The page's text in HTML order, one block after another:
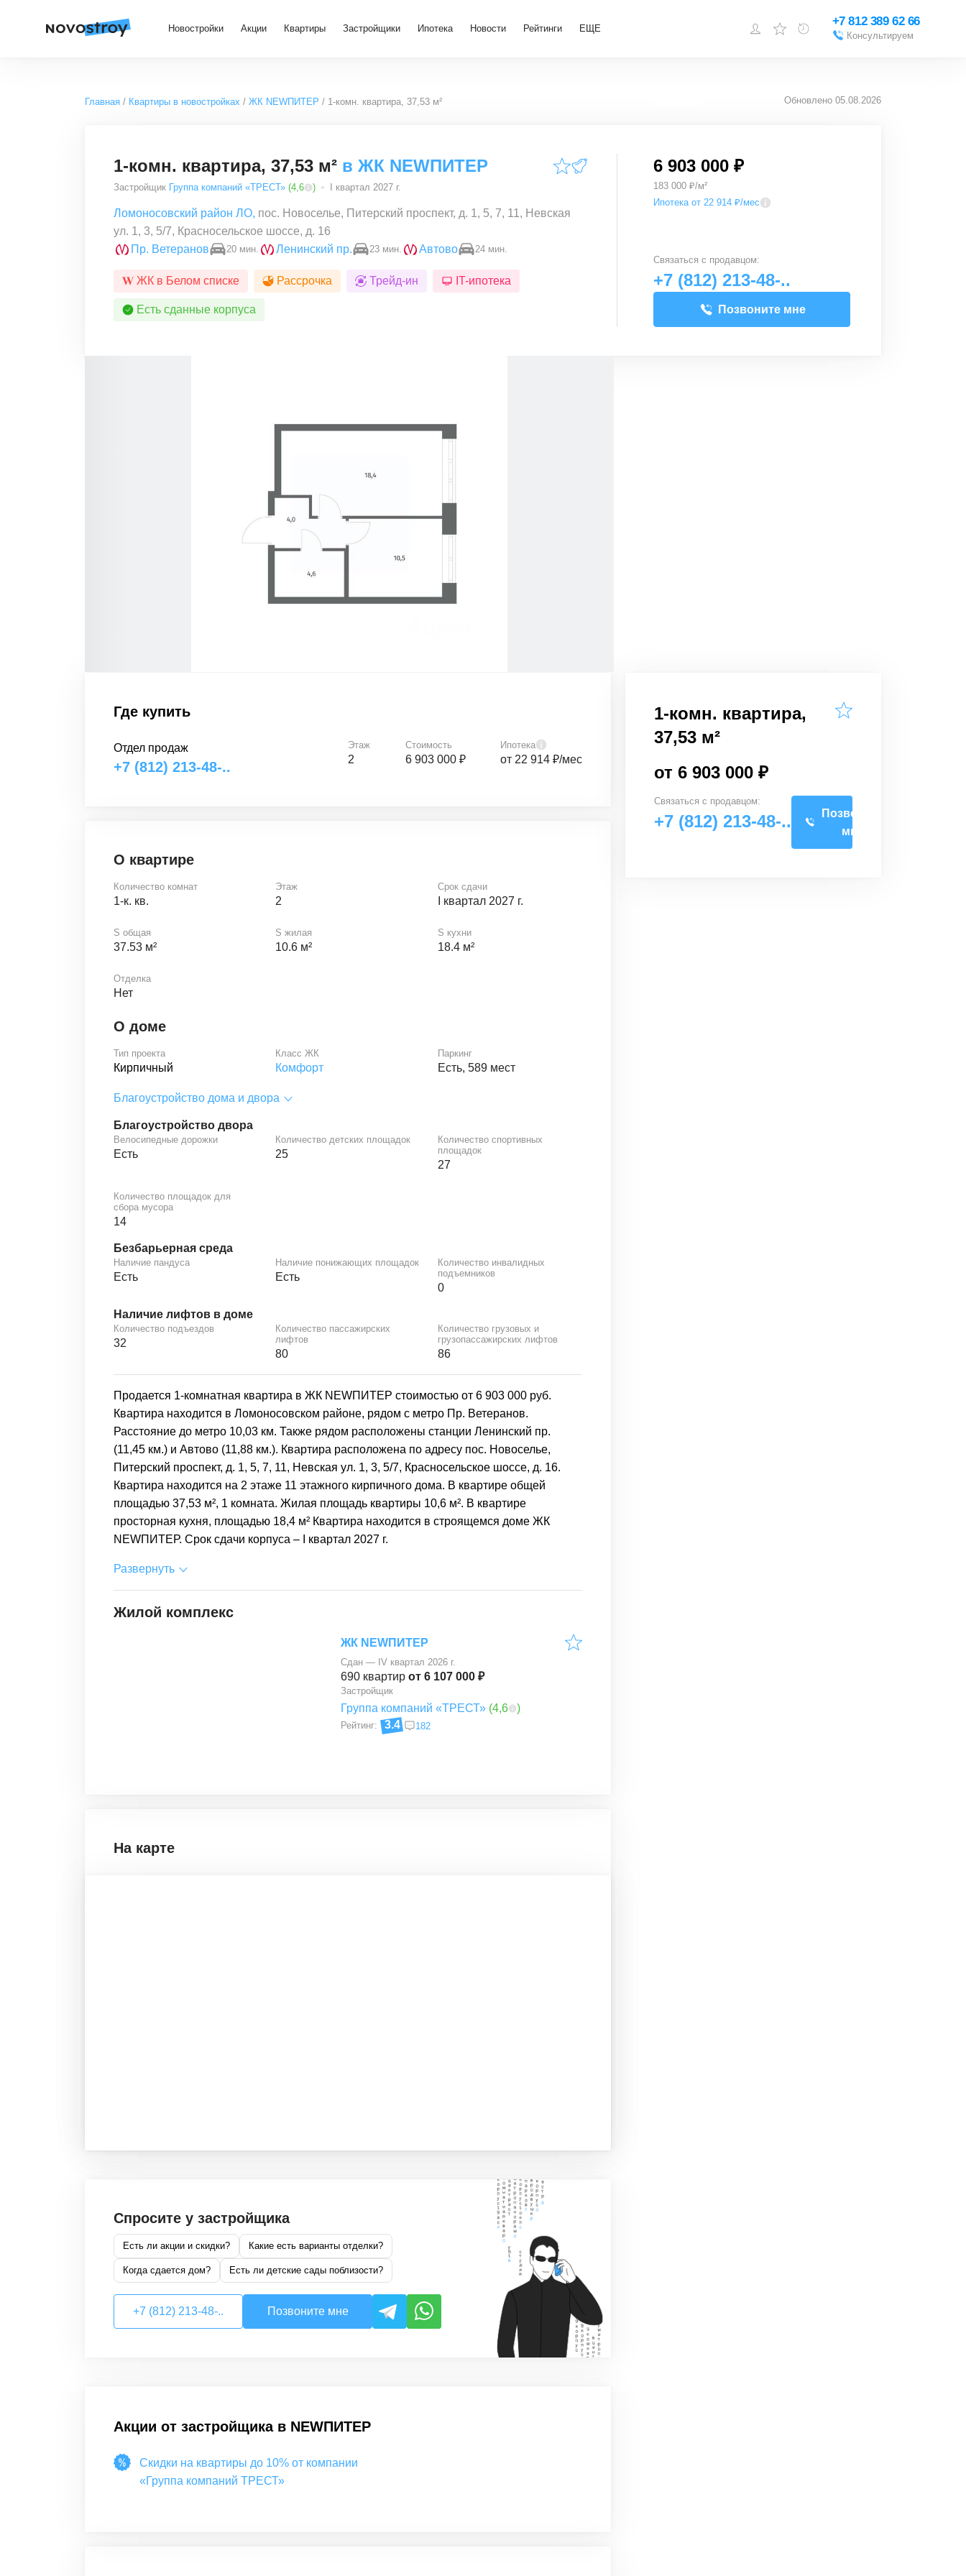
Новостройки Акции Квартиры Застройщики Ипотека Новости Рейтинги ЕЩЕ
Добавить объект
+7 812 389 62 66
Консультируем
Главная Квартиры в новостройках ЖК NEWПИТЕР 1-комн. квартира, 37,53 м² Обновлено 05.08.2026
1-комн. квартира, 37,53 м² в ЖК NEWПИТЕР
Застройщик Группа компаний «ТРЕСТ» (4,6 ) I квартал 2027 г.
Ломоносовский район ЛО, пос. Новоселье, Питерский проспект, д. 1, 5, 7, 11, Невская
ул. 1, 3, 5/7, Красносельское шоссе, д. 16
Пр. Ветеранов
20 мин. Ленинский пр. 23 мин. Автово 24 мин.
ЖК в Белом списке Рассрочка Трейд-ин IT-ипотека
Есть сданные корпуса
6 903 000 ₽
183 000 ₽/м²
Ипотека от 22 914 ₽/мес
Связаться с продавцом:
+7 (812) 213-48-..
Позвоните мне
Где купить
Отдел продаж
+7 (812) 213-48-..
Этаж
2
Стоимость
6 903 000 ₽
Ипотека
от 22 914 ₽/мес
О квартире
Количество комнат
1-к. кв.
Этаж
2
Срок сдачи
I квартал 2027 г.
S общая
37.53 м²
S жилая
10.6 м²
S кухни
18.4 м²
Отделка
Нет
О доме
Тип проекта
Кирпичный
Класс ЖК
Комфорт
Паркинг
Есть, 589 мест
Благоустройство дома и двора
Благоустройство двора
Велосипедные дорожки
Есть
Количество детских площадок
25
Количество спортивных
площадок
27
Количество площадок для
сбора мусора
14
Безбарьерная среда
Наличие пандуса
Есть
Наличие понижающих площадок
Есть
Количество инвалидных
подъемников
0
Наличие лифтов в доме
Количество подъездов
32
Количество пассажирских
лифтов
80
Количество грузовых и
грузопассажирских лифтов
86
Продается 1-комнатная квартира в ЖК NEWПИТЕР стоимостью от 6 903 000 руб.
Квартира находится в Ломоносовском районе, рядом с метро Пр. Ветеранов.
Расстояние до метро 10,03 км. Также рядом расположены станции Ленинский пр.
(11,45 км.) и Автово (11,88 км.). Квартира расположена по адресу пос. Новоселье,
Питерский проспект, д. 1, 5, 7, 11, Невская ул. 1, 3, 5/7, Красносельское шоссе, д. 16.
Квартира находится на 2 этаже 11 этажного кирпичного дома. В квартире общей
площадью 37,53 м², 1 комната. Жилая площадь квартиры 10,6 м². В квартире
просторная кухня, площадью 18,4 м² Квартира находится в строящемся доме ЖК
NEWПИТЕР. Срок сдачи корпуса – I квартал 2027 г.
Развернуть
Жилой комплекс
ЖК NEWПИТЕР
Сдан — IV квартал 2026 г.
690 квартир от 6 107 000 ₽
Застройщик
Группа компаний «ТРЕСТ» (4,6 )
Рейтинг: 3.4 182
На карте
Спросите у застройщика
Есть ли акции и скидки? Какие есть варианты отделки?
Когда сдается дом? Есть ли детские сады поблизости?
+7 (812) 213-48-.. Позвоните мне
Акции от застройщика в NEWПИТЕР
Скидки на квартиры до 10% от компании
«Группа компаний ТРЕСТ»
1-комн. квартира,
37,53 м²
от 6 903 000 ₽
Связаться с продавцом:
+7 (812) 213-48-..
Позвоните
мне